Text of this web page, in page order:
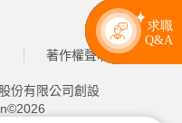
著作權聲明
份有限公司創設